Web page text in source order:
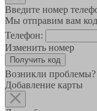
Введите номер
Мы отправим вам
Телефон:
Изменить номер
Возникли проблемы?
Добавление карты